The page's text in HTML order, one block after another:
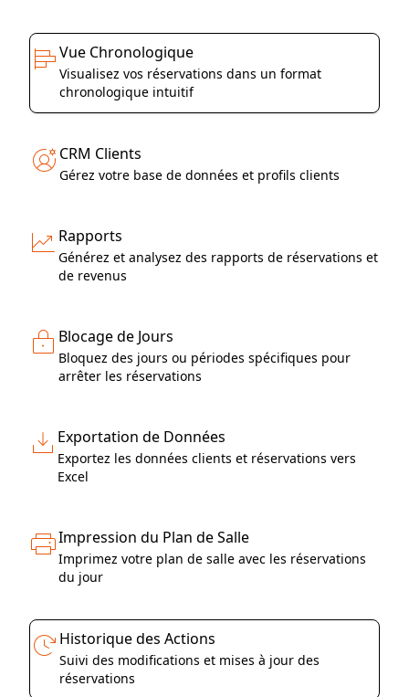
Vue Chronologique
Visualisez vos réservations dans un format
chronologique intuitif
CRM Clients
Gérez votre base de données et profils clients
Rapports
Générez et analysez des rapports de réservations et
de revenus
Blocage de Jours
Bloquez des jours ou périodes spécifiques pour
arrêter les réservations
Exportation de Données
Exportez les données clients et réservations vers
Excel
Impression du Plan de Salle
Imprimez votre plan de salle avec les réservations
du jour
Historique des Actions
Suivi des modifications et mises à jour des
réservations